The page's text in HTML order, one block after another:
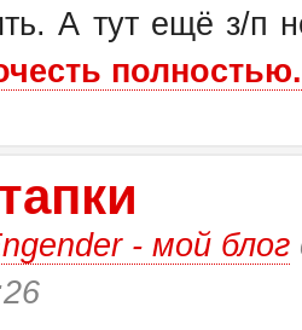
А тут ещё з/п
- мой блог